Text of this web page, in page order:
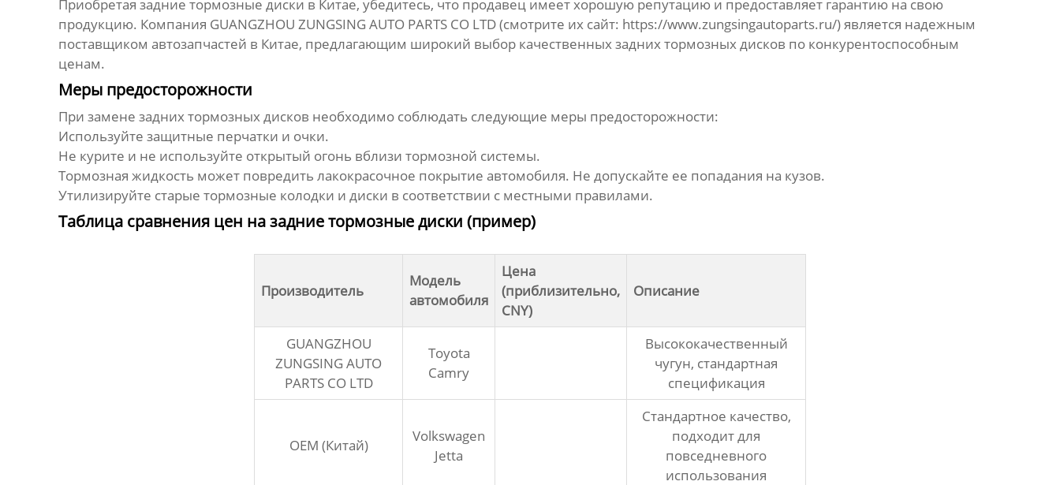
Приобретая задние тормозные диски в Китае, убедитесь, что продавец имеет хорошую репутацию и предоставляет гарантию на свою
продукцию. Компания GUANGZHOU ZUNGSING AUTO PARTS CO LTD (смотрите их сайт: https://www.zungsingautoparts.ru/) является надежным
поставщиком автозапчастей в Китае, предлагающим широкий выбор качественныхзадних тормозных дисков по конкурентоспособным
ценам.
Меры предосторожности
При замене задних тормозных дисков необходимо соблюдать следующие меры предосторожности:
Используйте защитные перчатки и очки.
Не курите и не используйте открытый огонь вблизи тормозной системы.
Тормозная жидкость может повредить лакокрасочное покрытие автомобиля. Не допускайте ее попадания на кузов.
Утилизируйте старые тормозные колодки и диски в соответствии с местными правилами.
Таблица сравнения цен на задние тормозные диски (пример)
Производитель
Модель
автомобиля
Цена
(приблизительно,
CNY)
Описание
GUANGZHOU
ZUNGSING AUTO
PARTS CO LTD
Toyota
Camry
Высококачественный
чугун, стандартная
спецификация
OEM (Китай)
Volkswagen
Jetta
Стандартное качество,
подходит для
повседневного
использования